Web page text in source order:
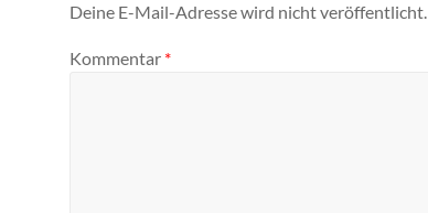
Deine E-Mail-Adresse wird nicht veröffentlicht.
Kommentar *